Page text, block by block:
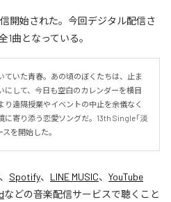
信開始された。今回デジタル配信さ
1曲となっている。
ていた青春。あの頃のぼくたちは、止ま
にして、今日も空白のカレンダーを横目
り遠隔授業やイベントの中止を余儀なく
寄り添う恋愛ソングだ。13th Single「淡
を開始した。
、 Spotify、 LINE MUSIC、 YouTube
などの音楽配信サービスで聴くこと